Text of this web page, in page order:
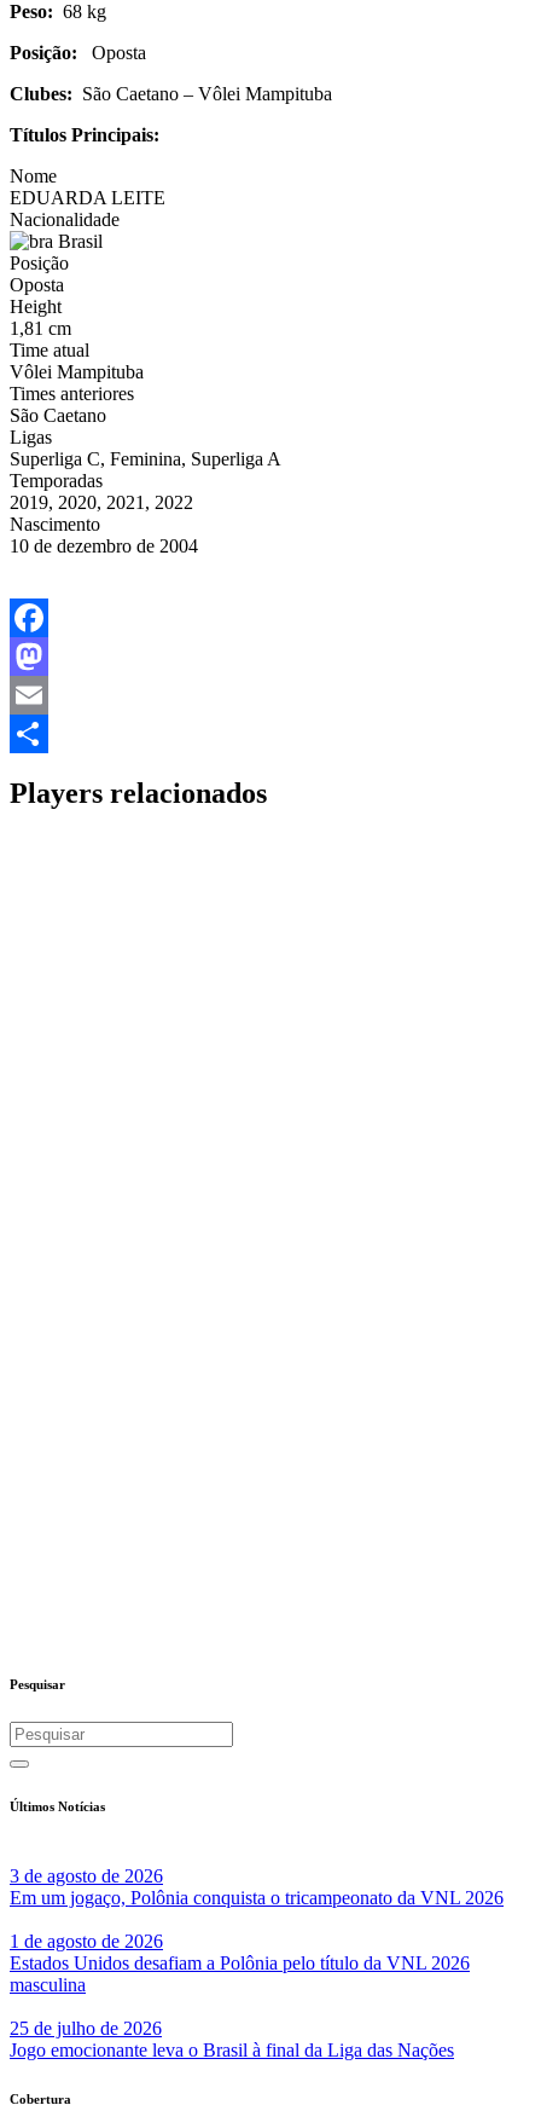
Peso: 68 kg
Posição: Oposta
Clubes: São Caetano – Vôlei Mampituba
Títulos Principais:
Nome
EDUARDA LEITE
Nacionalidade
Brasil
Posição
Oposta
Height
1,81 cm
Time atual
Vôlei Mampituba
Times anteriores
São Caetano
Ligas
Superliga C, Feminina, Superliga A
Temporadas
2019, 2020, 2021, 2022
Nascimento
10 de dezembro de 2004
Facebook
Mastodon
Email
Players relacionados
Pesquisar
Últimos Notícias
3 de agosto de 2026
Em um jogaço, Polônia conquista o tricampeonato da VNL 2026
1 de agosto de 2026
Estados Unidos desafiam a Polônia pelo título da VNL 2026
masculina
25 de julho de 2026
Jogo emocionante leva o Brasil à final da Liga das Nações
Cobertura